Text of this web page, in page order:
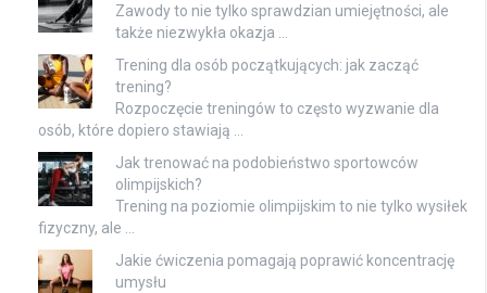
Zawody to nie tylko sprawdzian umiejętności, ale
także niezwykła okazja …
Trening dla osób początkujących: jak zacząć
trening?
Rozpoczęcie treningów to często wyzwanie dla
osób, które dopiero stawiają …
Jak trenować na podobieństwo sportowców
olimpijskich?
Trening na poziomie olimpijskim to nie tylko wysiłek
fizyczny, ale …
Jakie ćwiczenia pomagają poprawić koncentrację
umysłu